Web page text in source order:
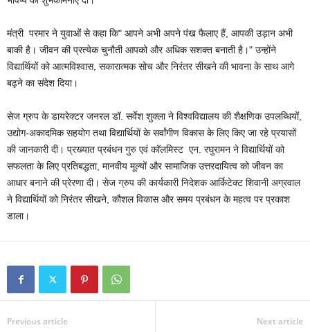
मंत्री परमार ने युवाओं से कहा कि" आपने अभी अपने पंख फैलाए हैं, आपकी उड़ान अभी
बाकी है। जीवन की प्रत्येक चुनौती आपको और अधिक सशक्त बनाती है।" उन्होंने
विद्यार्थियों को आत्मविश्वास, सकारात्मक सोच और निरंतर सीखने की भावना के साथ आगे
बढ़ने का संदेश दिया।
सेज ग्रुप के डायरेक्टर जनरल डॉ. सर्वेश शुक्ला ने विश्वविद्यालय की शैक्षणिक उपलब्धियों,
उद्योग-अकादमिक सहयोग तथा विद्यार्थियों के सर्वांगीण विकास के लिए किए जा रहे प्रयासों
की जानकारी दी। प्रख्यात प्रबंधन गुरु एवं कॉलमिस्ट एन. रघुरामन ने विद्यार्थियों को
सफलता के लिए प्रतिबद्धता, मानवीय मूल्यों और सामाजिक उत्तरदायित्व को जीवन का
आधार बनाने की प्रेरणा दी। सेज ग्रुप की कार्यकारी निदेशक आर्किटेक्ट शिवानी अग्रवाल
ने विद्यार्थियों को निरंतर सीखने, कौशल विकास और समय प्रबंधन के महत्व पर प्रकाश
डाला।
Previous article Next article